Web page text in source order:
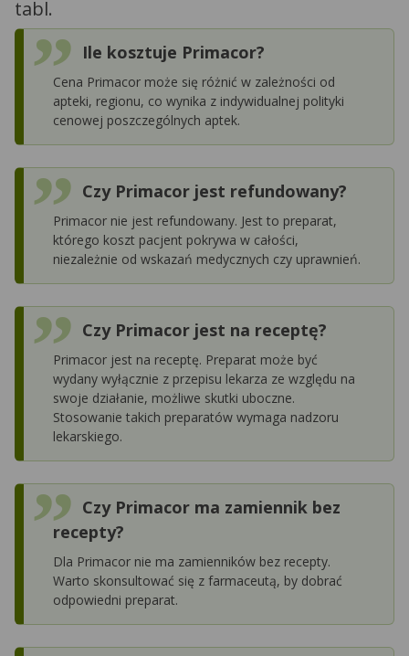
tabl.
Ile kosztuje Primacor?
Cena Primacor może się różnić w zależności od
apteki, regionu, co wynika z indywidualnej polityki
cenowej poszczególnych aptek.
Czy Primacor jest refundowany?
Primacor nie jest refundowany. Jest to preparat,
którego koszt pacjent pokrywa w całości,
niezależnie od wskazań medycznych czy uprawnień.
Czy Primacor jest na receptę?
Primacor jest na receptę. Preparat może być
wydany wyłącznie z przepisu lekarza ze względu na
swoje działanie, możliwe skutki uboczne.
Stosowanie takich preparatów wymaga nadzoru
lekarskiego.
Czy Primacor ma zamiennik bez
recepty?
Dla Primacor nie ma zamienników bez recepty.
Warto skonsultować się z farmaceutą, by dobrać
odpowiedni preparat.